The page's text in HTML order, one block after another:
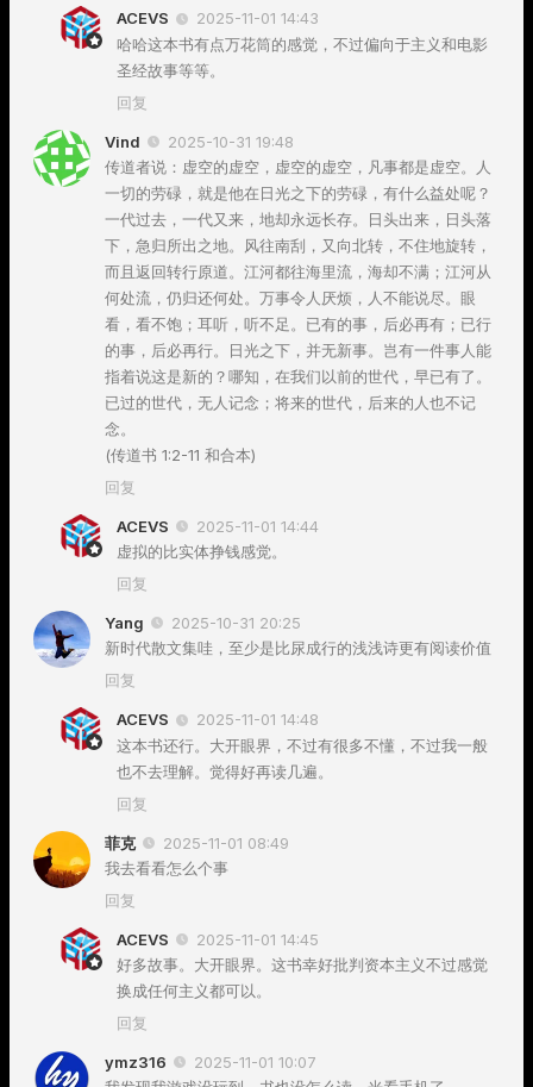
ACEVS
2025-11-01 14:43
哈哈这本书有点万花筒的感觉，不过偏向于主义和电影
圣经故事等等。
回复
Vind
2025-10-31 19:48
传道者说：虚空的虚空，虚空的虚空，凡事都是虚空。人
一切的劳碌，就是他在日光之下的劳碌，有什么益处呢？
一代过去，一代又来，地却永远长存。日头出来，日头落
下，急归所出之地。风往南刮，又向北转，不住地旋转，
而且返回转行原道。江河都往海里流，海却不满；江河从
何处流，仍归还何处。万事令人厌烦，人不能说尽。眼
看，看不饱；耳听，听不足。已有的事，后必再有；已行
的事，后必再行。日光之下，并无新事。岂有一件事人能
指着说这是新的？哪知，在我们以前的世代，早已有了。
已过的世代，无人记念；将来的世代，后来的人也不记
念。
(传道书 1:2-11 和合本)
回复
ACEVS
2025-11-01 14:44
虚拟的比实体挣钱感觉。
回复
Yang
2025-10-31 20:25
新时代散文集哇，至少是比尿成行的浅浅诗更有阅读价值
回复
ACEVS
2025-11-01 14:48
这本书还行。大开眼界，不过有很多不懂，不过我一般
也不去理解。觉得好再读几遍。
回复
菲克
2025-11-01 08:49
我去看看怎么个事
回复
ACEVS
2025-11-01 14:45
好多故事。大开眼界。这书幸好批判资本主义不过感觉
换成任何主义都可以。
回复
ymz316
2025-11-01 10:07